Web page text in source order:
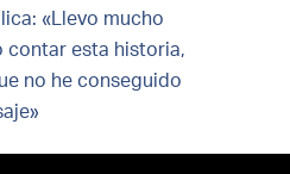
«Llevo mucho
contar esta historia,
no he conseguido